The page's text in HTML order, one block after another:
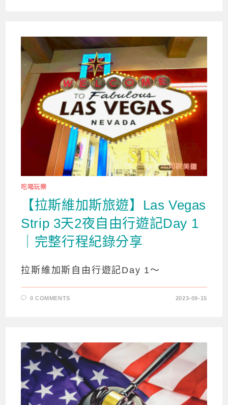
吃喝玩樂
【拉斯維加斯旅遊】Las Vegas
Strip 3天2夜自由行遊記Day 1
｜完整行程紀錄分享
拉斯維加斯自由行遊記Day 1～
0 COMMENTS 2023-09-15